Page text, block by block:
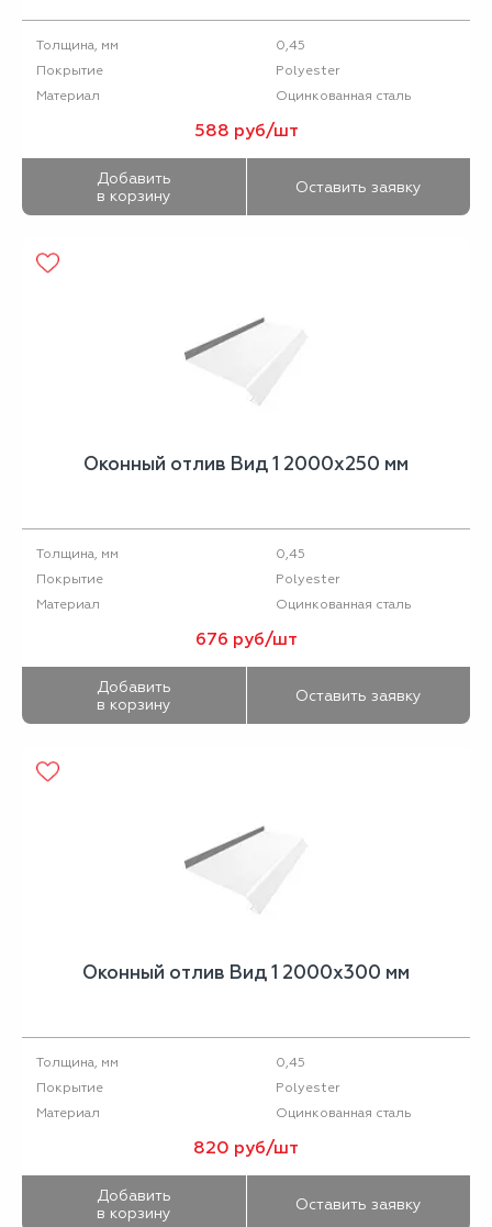
Толщина, мм
0,45
Покрытие
Polyester
Материал
Оцинкованная сталь
588 руб/шт
Добавить
в корзину
Оставить заявку
Оконный отлив Вид 1 2000х250 мм
Толщина, мм
0,45
Покрытие
Polyester
Материал
Оцинкованная сталь
676 руб/шт
Добавить
в корзину
Оставить заявку
Оконный отлив Вид 1 2000х300 мм
Толщина, мм
0,45
Покрытие
Polyester
Материал
Оцинкованная сталь
820 руб/шт
Добавить
в корзину
Оставить заявку